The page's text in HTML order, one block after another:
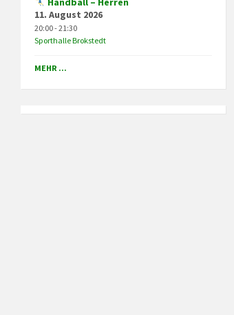
11. August 2026
20:00 - 21:30
Sporthalle Brokstedt
MEHR ...